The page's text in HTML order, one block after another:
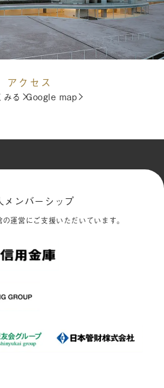
アクセス
みる Google map
メンバーシップ
運営にご支援いただいています。